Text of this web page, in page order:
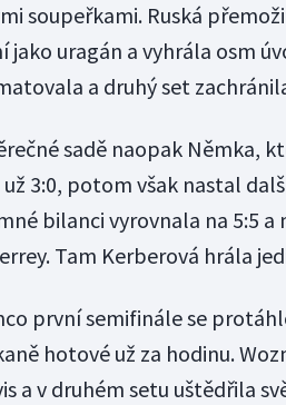
soupeřkami. Ruská
jako uragán a vyhrála osm
a druhý set
sadě naopak Němka,
3:0, potom však nastal
bilanci vyrovnala na 5:5 a
Tam Kerberová hrála
první semifinále se
hotové už za hodinu.
a v druhém setu uštědřila